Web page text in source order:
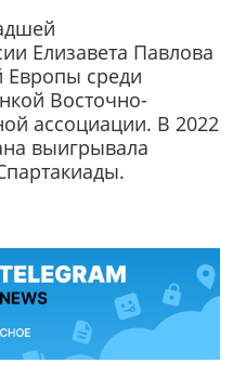
Елизавета Павлова
Европы среди
Восточно-
ассоциации. В 2022
выигрывала